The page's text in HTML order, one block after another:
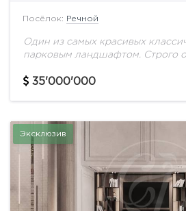
Посёлок: Речной
Один из самых красивых
парковым ландшафтом. Строго
отделка интерьеров,
35'000'000
Эксклюзив